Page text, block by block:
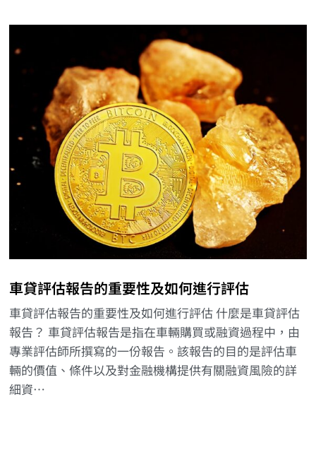
車貸評估報告的重要性及如何進行評估
車貸評估報告的重要性及如何進行評估 什麼是車貸評估
報告？ 車貸評估報告是指在車輛購買或融資過程中，由
專業評估師所撰寫的一份報告。該報告的目的是評估車
輛的價值、條件以及對金融機構提供有關融資風險的詳
細資…